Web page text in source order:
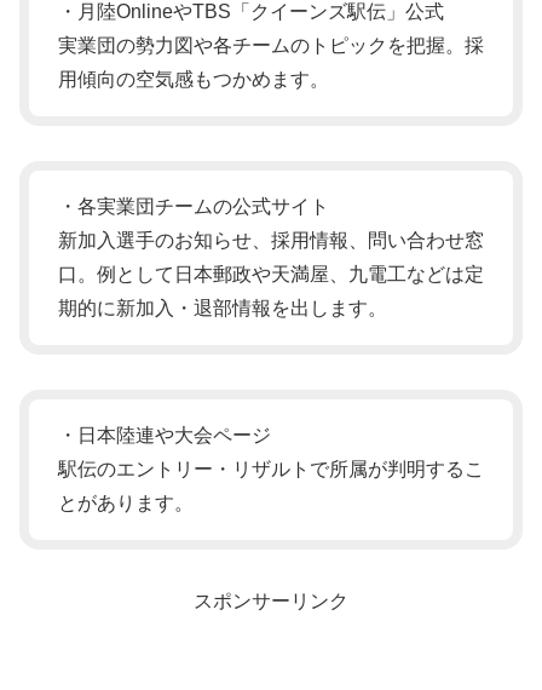
・月陸OnlineやTBS「クイーンズ駅伝」公式
実業団の勢力図や各チームのトピックを把握。採
用傾向の空気感もつかめます。
・各実業団チームの公式サイト
新加入選手のお知らせ、採用情報、問い合わせ窓
口。例として日本郵政や天満屋、九電工などは定
期的に新加入・退部情報を出します。
・日本陸連や大会ページ
駅伝のエントリー・リザルトで所属が判明するこ
とがあります。
スポンサーリンク